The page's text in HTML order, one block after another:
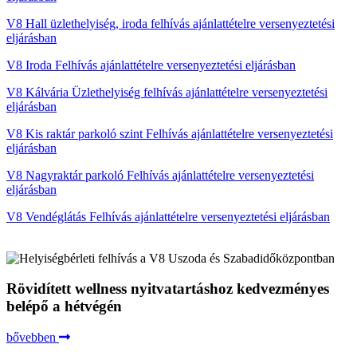
V8 Hall üzlethelyiség, iroda felhívás ajánlattételre versenyeztetési
eljárásban
V8 Iroda Felhívás ajánlattételre versenyeztetési eljárásban
V8 Kálvária Üzlethelyiség felhívás ajánlattételre versenyeztetési
eljárásban
V8 Kis raktár parkoló szint Felhívás ajánlattételre versenyeztetési
eljárásban
V8 Nagyraktár parkoló Felhívás ajánlattételre versenyeztetési
eljárásban
V8 Vendéglátás Felhívás ajánlattételre versenyeztetési eljárásban
Rövidített wellness nyitvatartáshoz kedvezményes
belépő a hétvégén
bővebben